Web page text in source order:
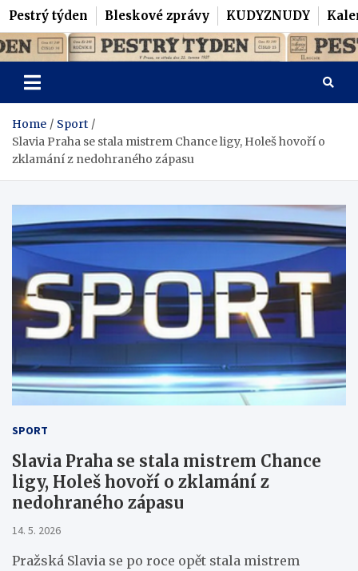
Pestrý týden Bleskové zprávy KUDYZNUDY
Skip
to
content
Pestrý Týden
Home
Sport
Slavia Praha se stala mistrem Chance ligy, Holeš hovoří o
zklamání z nedohraného zápasu
SPORT
Slavia Praha se stala mistrem Chance
ligy, Holeš hovoří o zklamání z
nedohraného zápasu
14. 5. 2026
Pražská Slavia se po roce opět stala mistrem